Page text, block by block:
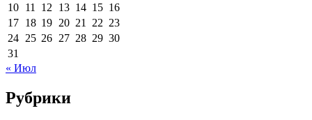
10 11 12 13 14 15 16
17 18 19 20 21 22 23
24 25 26 27 28 29 30
31
« Июл
Рубрики